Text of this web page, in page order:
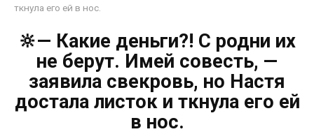
ткнула его ей в нос.
🔆— Какие деньги?! С родни их
не берут. Имей совесть, —
заявила свекровь, но Настя
достала листок и ткнула его ей
в нос.